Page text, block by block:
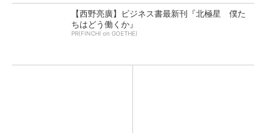
【西野亮廣】ビジネス書最新刊『北極星 僕た
ちはどう働くか』
PR(FINCHI on GOETHE)